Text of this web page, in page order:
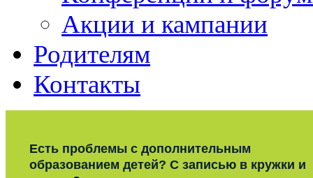
Акции и кампании
Родителям
Контакты
Есть проблемы с дополнительным
образованием детей? С записью в кружки и